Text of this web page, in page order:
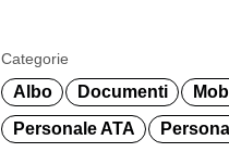
Categorie
Albo Documenti
Personale ATA